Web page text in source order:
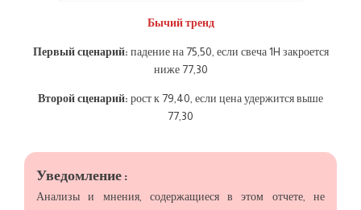
Бычий тренд
Первый сценарий: падение на 75,50, если свеча 1H закроется
ниже 77,30
Второй сценарий: рост к 79,40, если цена удержится выше
77,30
Уведомление :
Анализы и мнения, содержащиеся в этом отчете, не